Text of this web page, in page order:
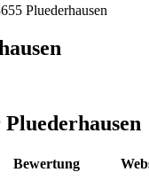
Pluederhausen
Bewertung